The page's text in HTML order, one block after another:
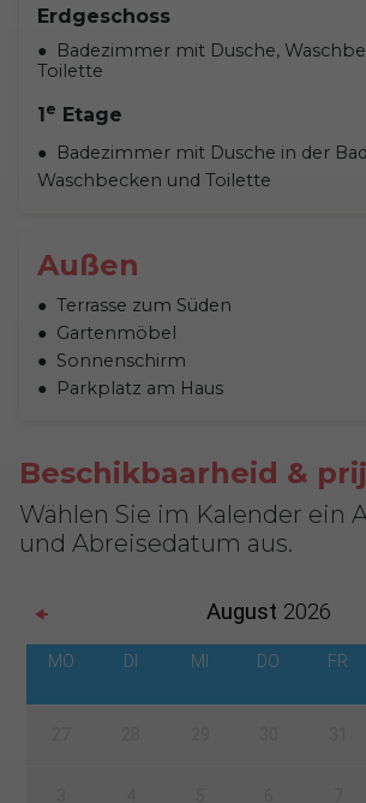
Erdgeschoss
Badezimmer mit Dusche,
Toilette
1e Etage
Badezimmer mit Dusche in der
Waschbecken und Toilette
Außen
Terrasse zum Süden
Gartenmöbel
Sonnenschirm
Parkplatz am Haus
Beschikbaarheid &
Wählen Sie im Kalender ein
und Abreisedatum aus.
August 2026
MO DI MI DO FR